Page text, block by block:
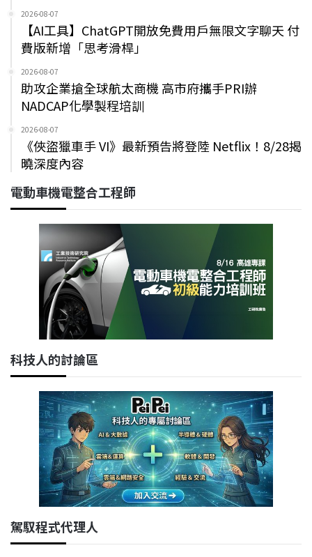
2026-08-07
【AI工具】ChatGPT開放免費用戶無限文字聊天 付
費版新增「思考滑桿」
2026-08-07
助攻企業搶全球航太商機 高市府攜手PRI辦
NADCAP化學製程培訓
2026-08-07
《俠盜獵車手 VI》最新預告將登陸 Netflix！8/28揭
曉深度內容
電動車機電整合工程師
科技人的討論區
駕馭程式代理人